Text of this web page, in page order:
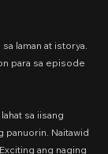
laman at istorya.
para sa episode
sa iisang
panuorin. Naitawid
ang naging